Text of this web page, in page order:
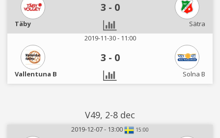
3 - 0
Täby
Sätra
2019-11-30 - 11:00
3 - 0
Vallentuna B Solna B
V49, 2-8 dec
2019-12-07 - 13:00 15:00